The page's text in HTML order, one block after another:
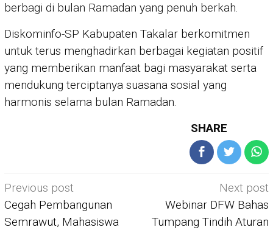
berbagi di bulan Ramadan yang penuh berkah.
Diskominfo-SP Kabupaten Takalar berkomitmen
untuk terus menghadirkan berbagai kegiatan positif
yang memberikan manfaat bagi masyarakat serta
mendukung terciptanya suasana sosial yang
harmonis selama bulan Ramadan.
SHARE
Post
navigation
Previous post
Cegah Pembangunan
Semrawut, Mahasiswa
Next post
Webinar DFW Bahas
Tumpang Tindih Aturan